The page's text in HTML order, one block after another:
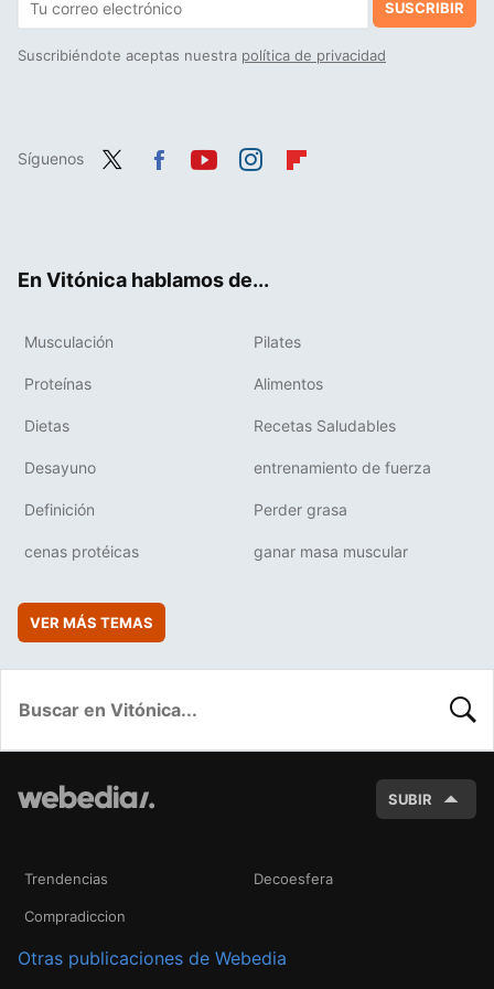
SUSCRIBIR
Suscribiéndote aceptas nuestra política de privacidad
Síguenos
En Vitónica hablamos de...
Musculación Pilates
Proteínas Alimentos
Dietas Recetas Saludables
Desayuno entrenamiento de fuerza
Definición Perder grasa
cenas protéicas ganar masa muscular
VER MÁS TEMAS
SUBIR
Trendencias Decoesfera
Compradiccion
Otras publicaciones de Webedia